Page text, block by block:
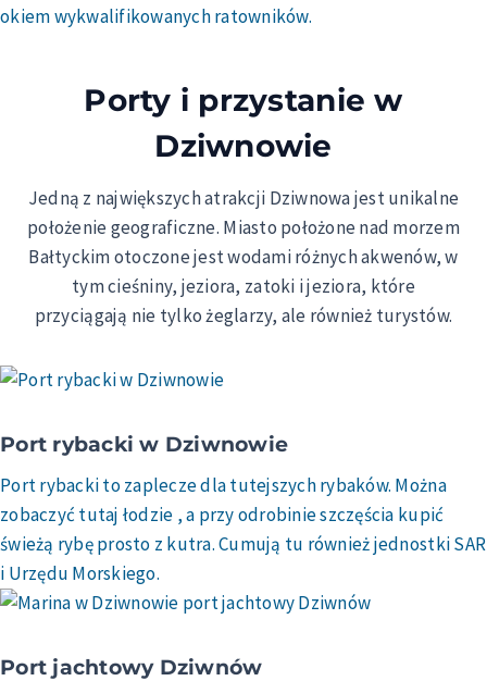
okiem wykwalifikowanych ratowników.
Porty i przystanie w
Dziwnowie
Jedną z największych atrakcji Dziwnowa jest unikalne
położenie geograficzne. Miasto położone nad morzem
Bałtyckim otoczone jest wodami różnych akwenów, w
tym cieśniny, jeziora, zatoki i jeziora, które
przyciągają nie tylko żeglarzy, ale również turystów.
Port rybacki w Dziwnowie
Port rybacki to zaplecze dla tutejszych rybaków. Można
zobaczyć tutaj łodzie , a przy odrobinie szczęścia kupić
świeżą rybę prosto z kutra. Cumują tu również jednostki SAR
i Urzędu Morskiego.
Port jachtowy Dziwnów